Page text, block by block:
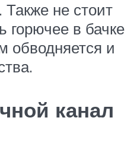
не стоит
горючее в бачке
обводняется и
канал